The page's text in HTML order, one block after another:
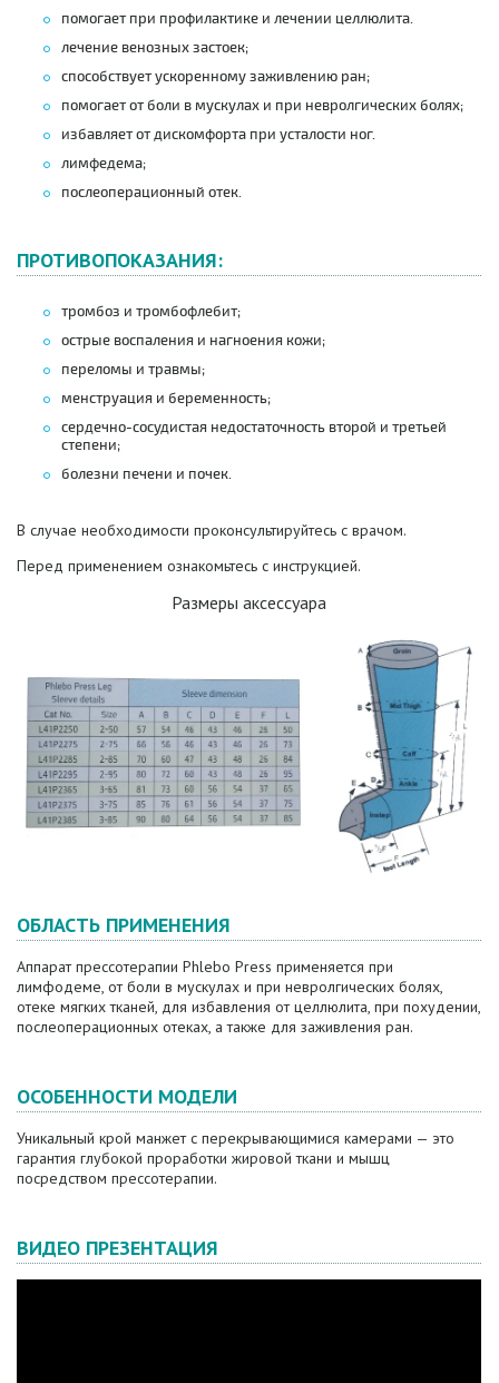
помогает при профилактике и лечении целлюлита.
лечение венозных застоек;
способствует ускоренному заживлению ран;
помогает от боли в мускулах и при невролгических болях;
избавляет от дискомфорта при усталости ног.
лимфедема;
послеоперационный отек.
ПРОТИВОПОКАЗАНИЯ:
тромбоз и тромбофлебит;
острые воспаления и нагноения кожи;
переломы и травмы;
менструация и беременность;
сердечно-сосудистая недостаточность второй и третьей
степени;
болезни печени и почек.
В случае необходимости проконсультируйтесь с врачом.
Перед применением ознакомьтесь с инструкцией.
Размеры аксессуара
ОБЛАСТЬ ПРИМЕНЕНИЯ
Аппарат прессотерапии Phlebo Press применяется при
лимфодеме, от боли в мускулах и при невролгических болях,
отеке мягких тканей, для избавления от целлюлита, при похудении,
послеоперационных отеках, а также для заживления ран.
ОСОБЕННОСТИ МОДЕЛИ
Уникальный крой манжет с перекрывающимися камерами — это
гарантия глубокой проработки жировой ткани и мышц
посредством прессотерапии.
ВИДЕО ПРЕЗЕНТАЦИЯ